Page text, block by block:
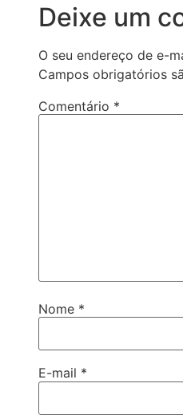
Deixe um
O seu endereço de e-
Campos obrigatórios
Comentário *
Nome *
E-mail *